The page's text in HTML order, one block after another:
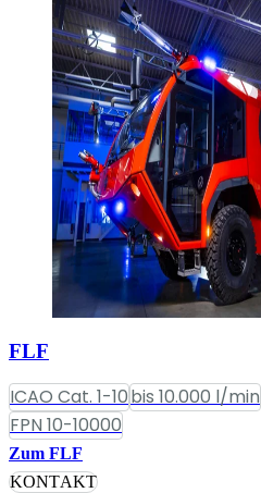
FLF
ICAO Cat. 1-10bis 10.000 l/min
FPN 10-10000
Zum FLF
KONTAKT